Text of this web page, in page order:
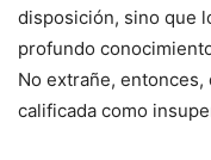
disposición, sino que
profundo
No extrañe,
calificada como